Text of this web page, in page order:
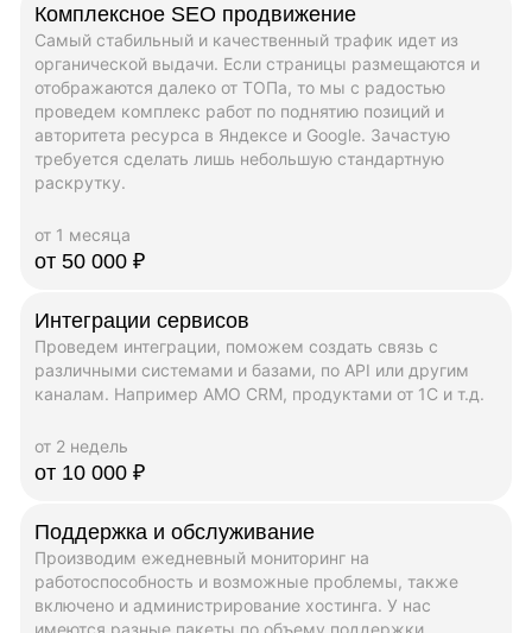
Комплексное SEO продвижение
Самый стабильный и качественный трафик идет из
органической выдачи. Если страницы размещаются и
отображаются далеко от ТОПа, то мы с радостью
проведем комплекс работ по поднятию позиций и
авторитета ресурса в Яндексе и Google. Зачастую
требуется сделать лишь небольшую стандартную
раскрутку.
от 1 месяца
от 50 000 ₽
Интеграции сервисов
Проведем интеграции, поможем создать связь с
различными системами и базами, по API или другим
каналам. Например AMO CRM, продуктами от 1C и т.д.
от 2 недель
от 10 000 ₽
Поддержка и обслуживание
Производим ежедневный мониторинг на
работоспособность и возможные проблемы, также
включено и администрирование хостинга. У нас
имеются разные пакеты по объему поддержки